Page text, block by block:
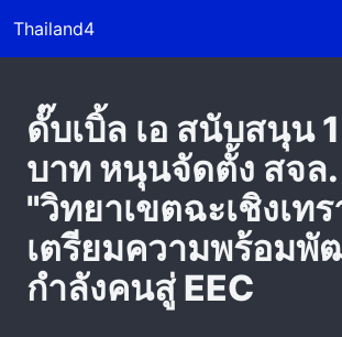
Thailand4
ดั๊บเบิ้ล เอ สนับสนุน
บาท หนุนจัดตั้ง สจล.
"วิทยาเขตฉะเชิงเทร
เตรียมความพร้อมพั
กำลังคนสู่ EEC